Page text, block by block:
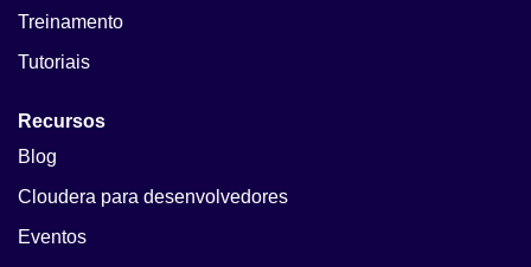
Treinamento
Tutoriais
Recursos
Blog
Cloudera para desenvolvedores
Eventos